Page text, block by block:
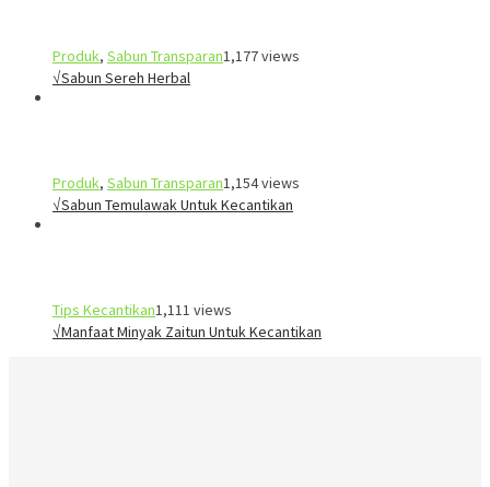
Produk, Sabun Transparan1,177 views
√Sabun Sereh Herbal
Produk, Sabun Transparan1,154 views
√Sabun Temulawak Untuk Kecantikan
Tips Kecantikan1,111 views
√Manfaat Minyak Zaitun Untuk Kecantikan